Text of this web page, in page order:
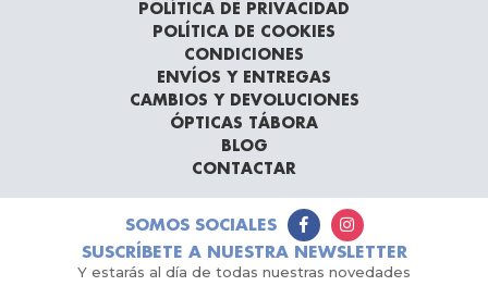
POLÍTICA DE PRIVACIDAD
POLÍTICA DE COOKIES
CONDICIONES
ENVÍOS Y ENTREGAS
CAMBIOS Y DEVOLUCIONES
ÓPTICAS TÁBORA
BLOG
CONTACTAR
SOMOS SOCIALES
SUSCRÍBETE A NUESTRA NEWSLETTER
Y estarás al día de todas nuestras novedades